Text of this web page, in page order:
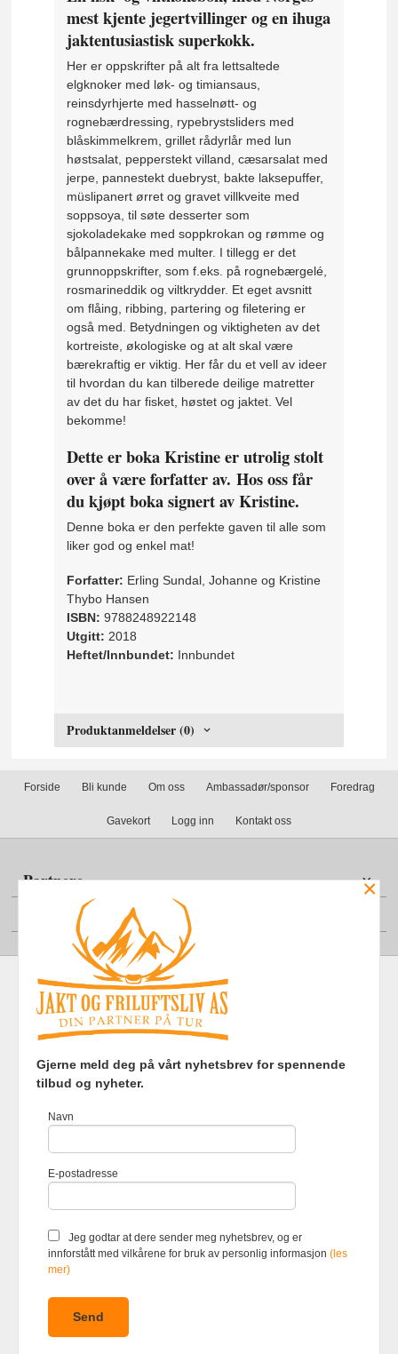
mest kjente jegertvillinger og en ihuga
jaktentusiastisk superkokk.
Her er oppskrifter på alt fra lettsaltede
elgknoker med løk- og timiansaus,
reinsdyrhjerte med hasselnøtt- og
rognebærdressing, rypebrystsliders med
blåskimmelkrem, grillet rådyrlår med lun
høstsalat, pepperstekt villand, cæsarsalat med
jerpe, pannestekt duebryst, bakte laksepuffer,
müslipanert ørret og gravet villkveite med
soppsoya, til søte desserter som
sjokoladekake med soppkrokan og rømme og
bålpannekake med multer. I tillegg er det
grunnoppskrifter, som f.eks. på rognebærgelé,
rosmarineddik og viltkrydder. Et eget avsnitt
om flåing, ribbing, partering og filetering er
også med. Betydningen og viktigheten av det
kortreiste, økologiske og at alt skal være
bærekraftig er viktig. Her får du et vell av ideer
til hvordan du kan tilberede deilige matretter
av det du har fisket, høstet og jaktet. Vel
bekomme!
Dette er boka Kristine er utrolig stolt
over å være forfatter av.Hos oss får
du kjøpt boka signert av Kristine.
Denne boka er den perfekte gaven til alle som
liker god og enkel mat!
Forfatter: Erling Sundal, Johanne og Kristine
Thybo Hansen
ISBN: 9788248922148
Utgitt: 2018
Heftet/Innbundet: Innbundet
Produktanmeldelser (0)
Forside Bli kunde Om oss Ambassadør/sponsor Foredrag
Gavekort Logg inn Kontakt oss
Partnere
Din konto
Frakt Kjøpsbetingelser Sikkerhet og personvern
Nyhetsbrev
Foretaksregisteret 920903363
du får en bedre kjøpsopplevelse og
bruker cookies hovedsaklig til å
hva du har puttet i handlekurven
din. Fortsett å bruke siden som
mer
×
Gjerne meld deg på vårt nyhetsbrev for spennende
tilbud og nyheter.
Navn
E-postadresse
Jeg godtar at dere sender meg nyhetsbrev, og er
innforstått med vilkårene for bruk av personlig informasjon(les
mer)